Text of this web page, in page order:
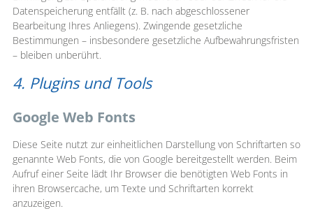
Datenspeicherung entfällt (z. B. nach abgeschlossener
Bearbeitung Ihres Anliegens). Zwingende gesetzliche
Bestimmungen – insbesondere gesetzliche Aufbewahrungsfristen
– bleiben unberührt.
4. Plugins und Tools
Google Web Fonts
Diese Seite nutzt zur einheitlichen Darstellung von Schriftarten so
genannte Web Fonts, die von Google bereitgestellt werden. Beim
Aufruf einer Seite lädt Ihr Browser die benötigten Web Fonts in
ihren Browsercache, um Texte und Schriftarten korrekt
anzuzeigen.